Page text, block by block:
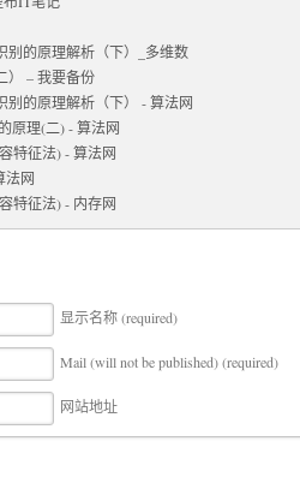
别的原理解析（下）_多维数
） – 我要备份
别的原理解析（下） - 算法网
原理(二) - 算法网
特征法) - 算法网
法网
特征法) - 内存网
显示名称 (required)
Mail (will not be published) (required)
网站地址